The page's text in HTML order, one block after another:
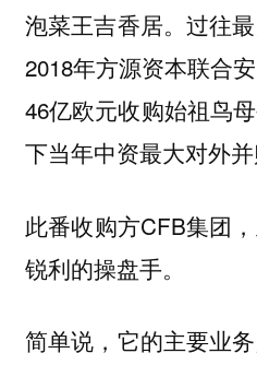
泡菜王吉香居。过往
2018年方源资本联合
46亿欧元收购始祖鸟
下当年中资最大对外并
此番收购方CFB集团
锐利的操盘手。
简单说，它的主要业